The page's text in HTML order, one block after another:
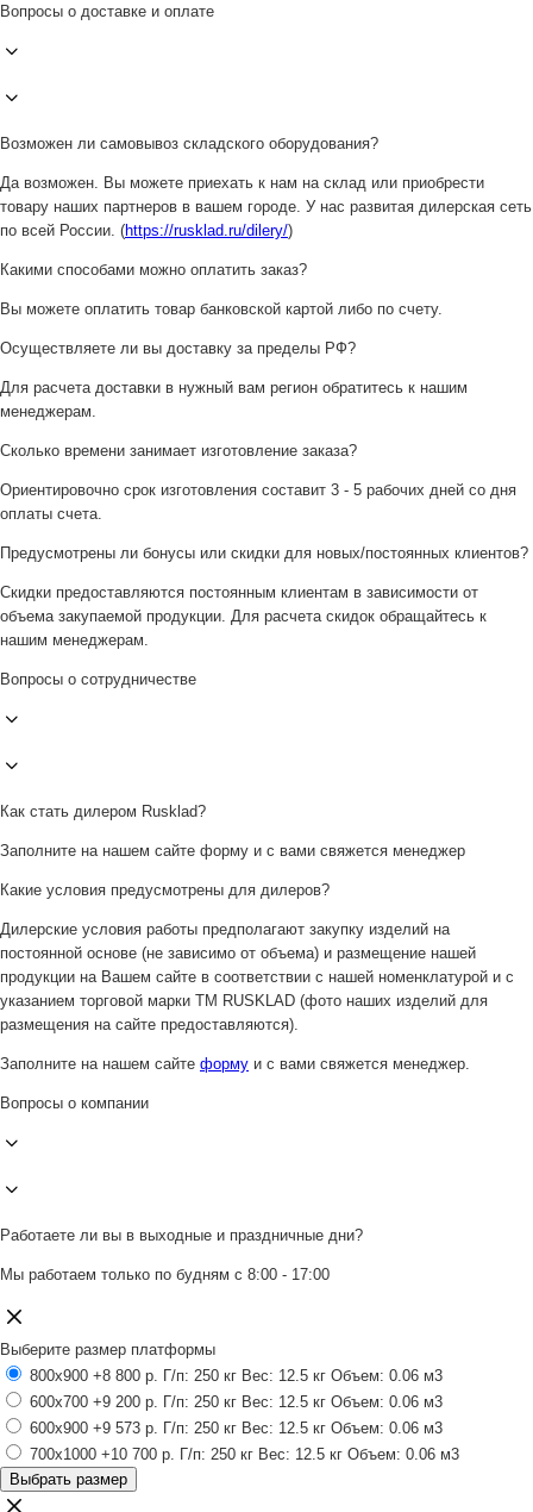
Вопросы о доставке и оплате
Возможен ли самовывоз складского оборудования?
Да возможен. Вы можете приехать к нам на склад или приобрести
товару наших партнеров в вашем городе. У нас развитая дилерская сеть
по всей России. (https://rusklad.ru/dilery/)
Какими способами можно оплатить заказ?
Вы можете оплатить товар банковской картой либо по счету.
Осуществляете ли вы доставку за пределы РФ?
Для расчета доставки в нужный вам регион обратитесь к нашим
менеджерам.
Сколько времени занимает изготовление заказа?
Ориентировочно срок изготовления составит 3 - 5 рабочих дней со дня
оплаты счета.
Предусмотрены ли бонусы или скидки для новых/постоянных клиентов?
Скидки предоставляются постоянным клиентам в зависимости от
объема закупаемой продукции. Для расчета скидок обращайтесь к
нашим менеджерам.
Вопросы о сотрудничестве
Как стать дилером Rusklad?
Заполните на нашем сайте форму и с вами свяжется менеджер
Какие условия предусмотрены для дилеров?
Дилерские условия работы предполагают закупку изделий на
постоянной основе (не зависимо от объема) и размещение нашей
продукции на Вашем сайте в соответствии с нашей номенклатурой и с
указанием торговой марки ТМ RUSKLAD (фото наших изделий для
размещения на сайте предоставляются).
Заполните на нашем сайте форму и с вами свяжется менеджер.
Вопросы о компании
Работаете ли вы в выходные и праздничные дни?
Мы работаем только по будням с 8:00 - 17:00
Выберите размер платформы
800x900 +8 800 р. Г/п: 250 кг Вес: 12.5 кг Объем: 0.06 м3
600x700 +9 200 р. Г/п: 250 кг Вес: 12.5 кг Объем: 0.06 м3
600x900 +9 573 р. Г/п: 250 кг Вес: 12.5 кг Объем: 0.06 м3
700x1000 +10 700 р. Г/п: 250 кг Вес: 12.5 кг Объем: 0.06 м3
Выбрать размер